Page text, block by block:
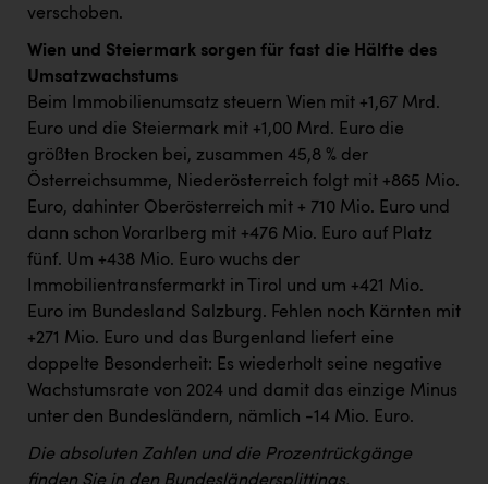
verschoben.
Wien und Steiermark sorgen für fast die Hälfte des
Umsatzwachstums
Beim Immobilienumsatz steuern Wien mit +1,67 Mrd.
Euro und die Steiermark mit +1,00 Mrd. Euro die
größten Brocken bei, zusammen 45,8 % der
Österreichsumme, Niederösterreich folgt mit +865 Mio.
Euro, dahinter Oberösterreich mit + 710 Mio. Euro und
dann schon Vorarlberg mit +476 Mio. Euro auf Platz
fünf. Um +438 Mio. Euro wuchs der
Immobilientransfermarkt in Tirol und um +421 Mio.
Euro im Bundesland Salzburg. Fehlen noch Kärnten mit
+271 Mio. Euro und das Burgenland liefert eine
doppelte Besonderheit: Es wiederholt seine negative
Wachstumsrate von 2024 und damit das einzige Minus
unter den Bundesländern, nämlich -14 Mio. Euro.
Die absoluten Zahlen und die Prozentrückgänge